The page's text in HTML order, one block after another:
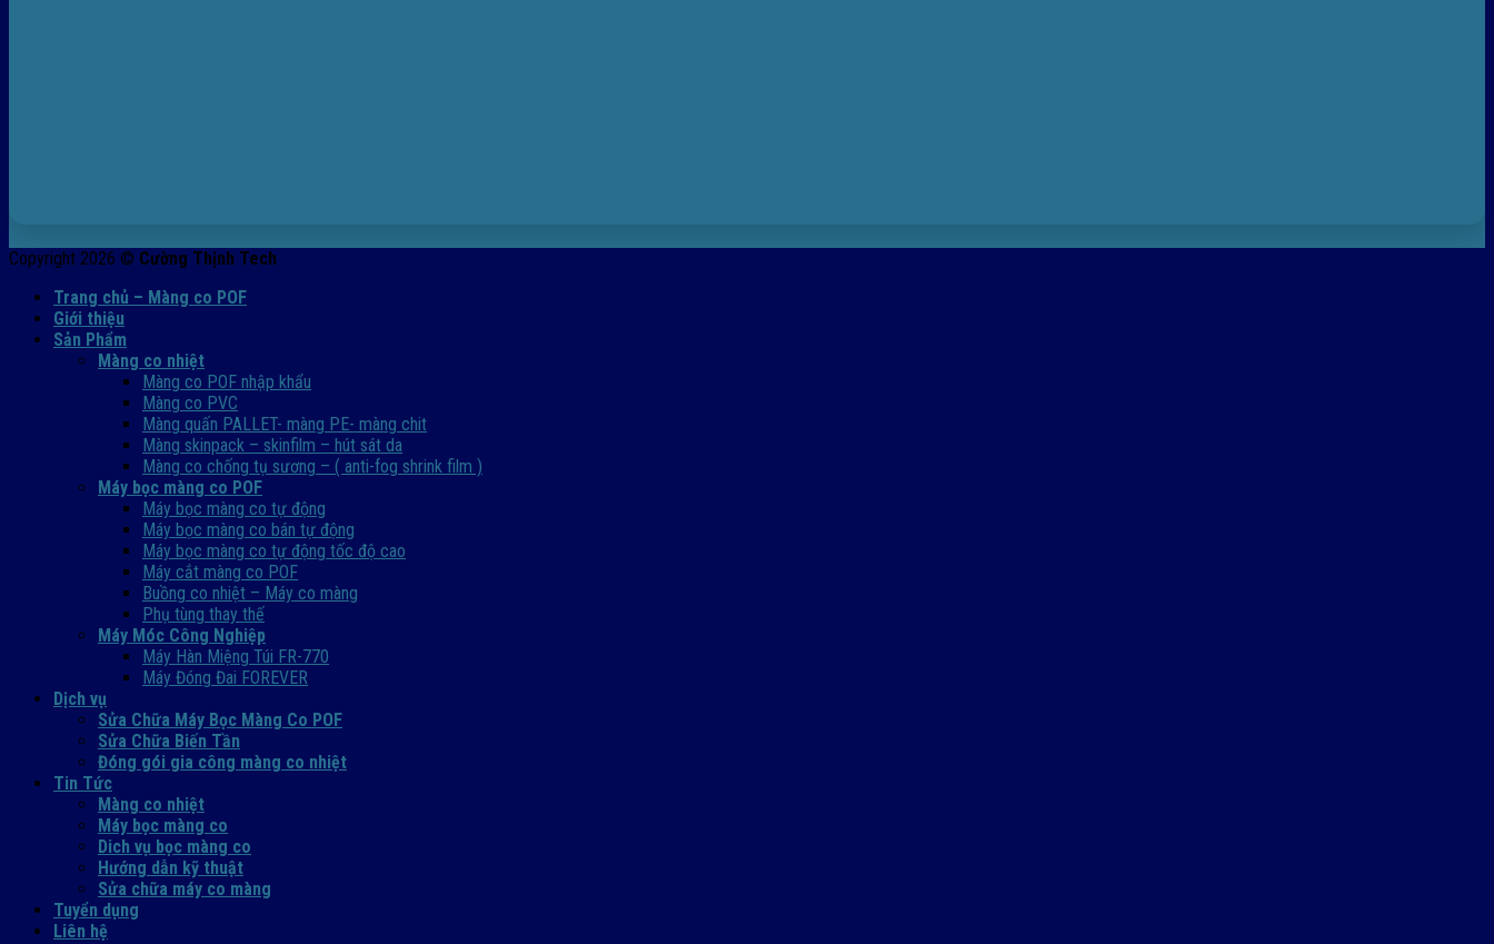
Copyright 2026 © Cường Thịnh Tech
Trang chủ – Màng co POF
Giới thiệu
Sản Phẩm
Màng co nhiệt
Màng co POF nhập khẩu
Màng co PVC
Màng quấn PALLET- màng PE- màng chit
Màng skinpack – skinfilm – hút sát da
Màng co chống tụ sương – ( anti-fog shrink film )
Máy bọc màng co POF
Máy bọc màng co tự động
Máy bọc màng co bán tự động
Máy bọc màng co tự động tốc độ cao
Máy cắt màng co POF
Buồng co nhiệt – Máy co màng
Phụ tùng thay thế
Máy Móc Công Nghiệp
Máy Hàn Miệng Túi FR-770
Máy Đóng Đai FOREVER
Dịch vụ
Sửa Chữa Máy Bọc Màng Co POF
Sửa Chữa Biến Tần
Đóng gói gia công màng co nhiệt
Tin Tức
Màng co nhiệt
Máy bọc màng co
Dich vụ bọc màng co
Hướng dẫn kỹ thuật
Sửa chữa máy co màng
Tuyển dụng
Liên hệ